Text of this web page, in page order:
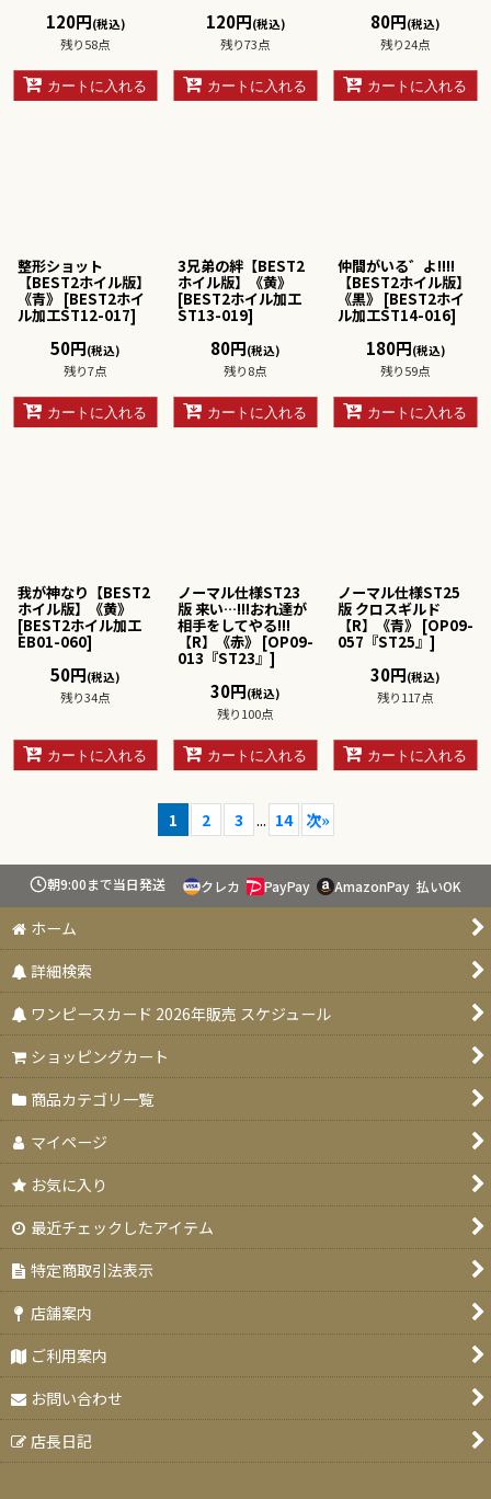
120円(税込)
残り58点
カートに入れる
120円(税込)
残り73点
カートに入れる
80円(税込)
残り24点
カートに入れる
整形ショット
【BEST2ホイル版】
《青》 [BEST2ホイ
ル加工ST12-017]
50円(税込)
残り7点
カートに入れる
3兄弟の絆【BEST2
ホイル版】《黄》
[BEST2ホイル加工
ST13-019]
80円(税込)
残り8点
カートに入れる
仲間がいる゛よ!!!!
【BEST2ホイル版】
《黒》 [BEST2ホイ
ル加工ST14-016]
180円(税込)
残り59点
カートに入れる
我が神なり【BEST2
ホイル版】《黄》
[BEST2ホイル加工
EB01-060]
50円(税込)
残り34点
カートに入れる
ノーマル仕様ST23
版 来い…!!!おれ達が
相手をしてやる!!!
【R】《赤》 [OP09-
013『ST23』]
30円(税込)
残り100点
カートに入れる
ノーマル仕様ST25
版 クロスギルド
【R】《青》 [OP09-
057『ST25』]
30円(税込)
残り117点
カートに入れる
1 2 3 ... 14 次»
朝9:00まで当日発送 クレカ PayPay AmazonPay 払いOK
ホーム
詳細検索
ワンピースカード 2026年販売 スケジュール
ショッピングカート
商品カテゴリ一覧
マイページ
お気に入り
最近チェックしたアイテム
特定商取引法表示
店舗案内
ご利用案内
お問い合わせ
店長日記